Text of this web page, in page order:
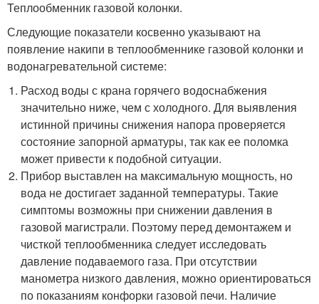
Теплообменник газовой колонки.
Следующие показатели косвенно указывают на
появление накипи в теплообменнике газовой колонки и
водонагревательной системе:
Расход воды с крана горячего водоснабжения
значительно ниже, чем с холодного. Для выявления
истинной причины снижения напора проверяется
состояние запорной арматуры, так как ее поломка
может привести к подобной ситуации.
Прибор выставлен на максимальную мощность, но
вода не достигает заданной температуры. Такие
симптомы возможны при снижении давления в
газовой магистрали. Поэтому перед демонтажем и
чисткой теплообменника следует исследовать
давление подаваемого газа. При отсутствии
манометра низкого давления, можно ориентироваться
по показаниям конфорки газовой печи. Наличие